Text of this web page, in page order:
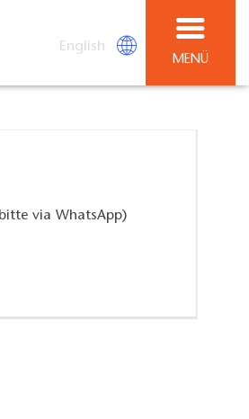
English
MENÜ
via WhatsApp)